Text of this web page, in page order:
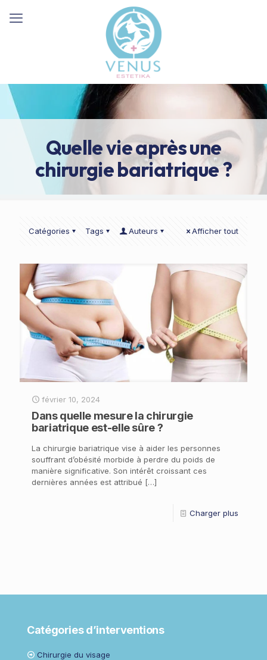
Quelle vie après une
chirurgie bariatrique ?
Catégories Tags Auteurs Afficher tout
février 10, 2024
Dans quelle mesure la chirurgie
bariatrique est-elle sûre ?
La chirurgie bariatrique vise à aider les personnes
souffrant d’obésité morbide à perdre du poids de
manière significative. Son intérêt croissant ces
dernières années est attribué […]
Charger plus
Catégories d’interventions
Chirurgie du visage